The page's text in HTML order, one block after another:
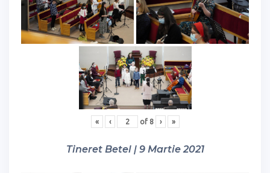
« ‹ of 8 › »
Tineret Betel | 9 Martie 2021